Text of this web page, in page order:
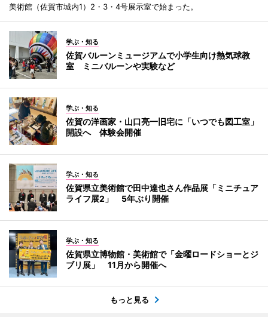
美術館（佐賀市城内1）2・3・4号展示室で始まった。
学ぶ・知る
佐賀バルーンミュージアムで小学生向け熱気球教
室 ミニバルーンや実験など
学ぶ・知る
佐賀の洋画家・山口亮一旧宅に「いつでも図工室」
開設へ 体験会開催
学ぶ・知る
佐賀県立美術館で田中達也さん作品展「ミニチュア
ライフ展2」 5年ぶり開催
学ぶ・知る
佐賀県立博物館・美術館で「金曜ロードショーとジ
ブリ展」 11月から開催へ
もっと見る